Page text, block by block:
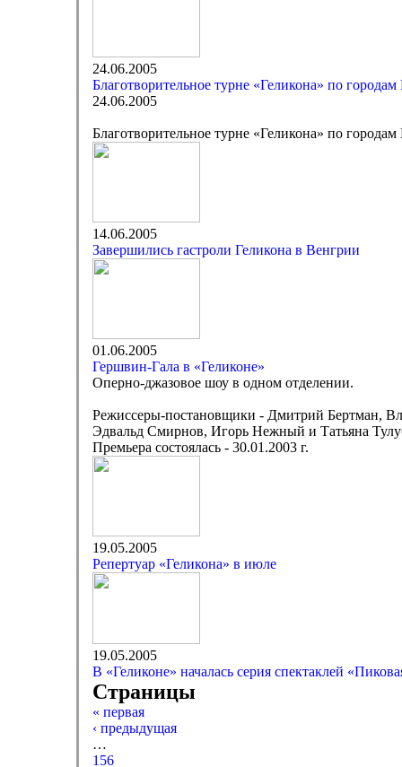
24.06.2005
Благотворительное турне «Геликона» по
24.06.2005
Благотворительное турне «Геликона» по
14.06.2005
Завершились гастроли Геликона в Венгрии
01.06.2005
Гершвин-Гала в «Геликоне»
Оперно-джазовое шоу в одном отделении.
Режиссеры-постановщики - Дмитрий Бертман,
Эдвальд Смирнов, Игорь Нежный и Татьяна
Премьера состоялась - 30.01.2003 г.
19.05.2005
Репертуар «Геликона» в июле
19.05.2005
В «Геликоне» началась серия спектаклей
Страницы
« первая
‹ предыдущая
…
156